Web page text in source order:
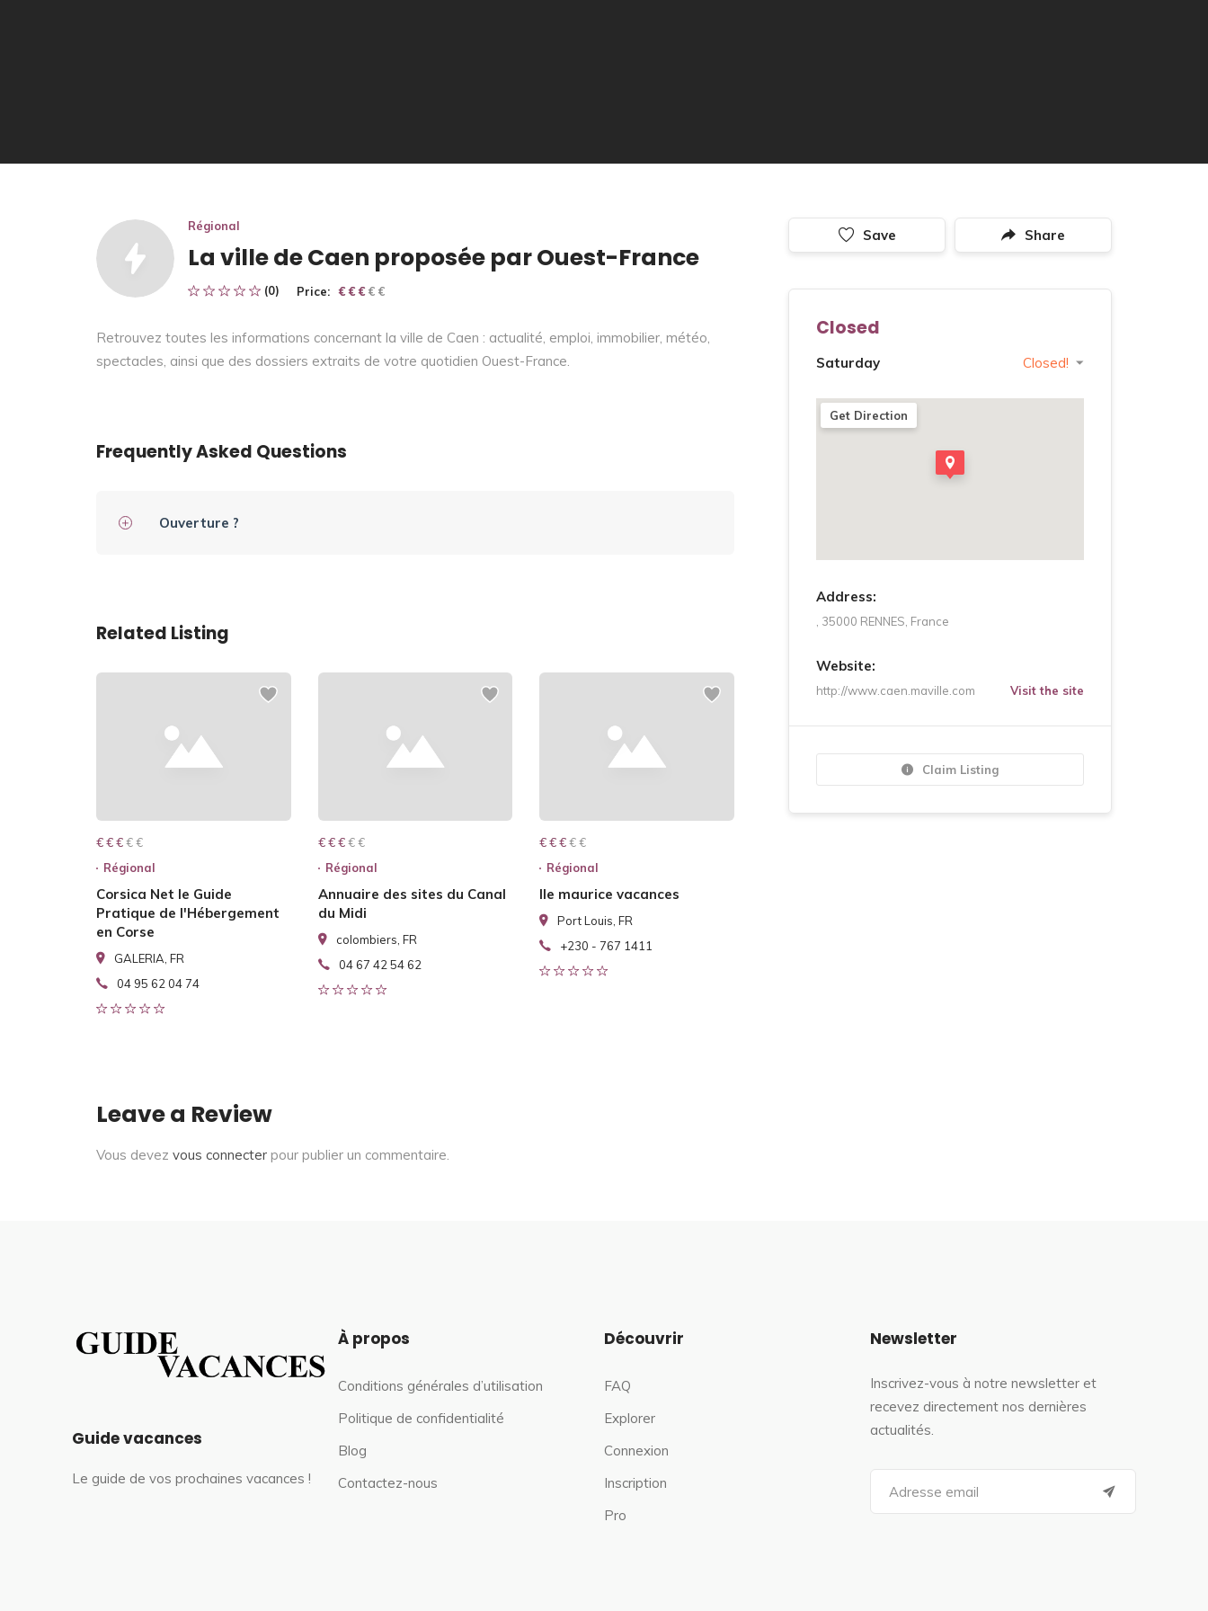
Régional
La ville de Caen proposée par Ouest-France
(0) Price: € € € € €
€ € €
Retrouvez toutes les informations concernant la ville de Caen : actualité, emploi, immobilier, météo,
spectacles, ainsi que des dossiers extraits de votre quotidien Ouest-France.
Frequently Asked Questions
Ouverture ?
Related Listing
€ € € € €
€ € €
Régional
Corsica Net le Guide
Pratique de l'Hébergement
en Corse
GALERIA, FR
04 95 62 04 74
€ € € € €
€ € €
Régional
Annuaire des sites du Canal
du Midi
colombiers, FR
04 67 42 54 62
€ € € € €
€ € €
Régional
Ile maurice vacances
Port Louis, FR
+230 - 767 1411
Leave a Review
Vous devez vous connecter pour publier un commentaire.
Save Share
Closed
Saturday Closed!
Get Direction
Address:
, 35000 RENNES, France
Website:
http://www.caen.maville.com Visit the site
Claim Listing
Guide vacances
Le guide de vos prochaines vacances !
À propos
Conditions générales d’utilisation
Politique de confidentialité
Blog
Contactez-nous
Découvrir
FAQ
Explorer
Connexion
Inscription
Pro
Newsletter
Inscrivez-vous à notre newsletter et
recevez directement nos dernières
actualités.
a